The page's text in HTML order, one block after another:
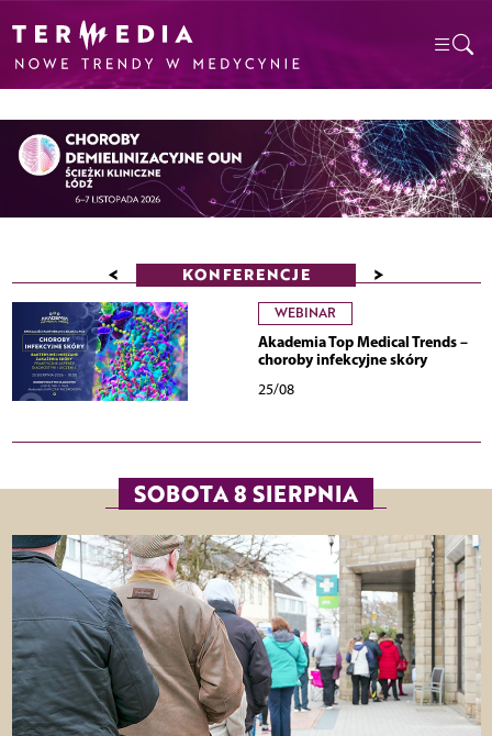
< KONFERENCJE >
WEBINAR
Akademia Top Medical Trends –
choroby infekcyjne skóry
25/08
SOBOTA 8 SIERPNIA